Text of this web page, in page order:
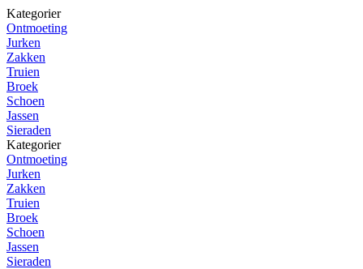
Kategorier
Ontmoeting
Jurken
Zakken
Truien
Broek
Schoen
Jassen
Sieraden
Kategorier
Ontmoeting
Jurken
Zakken
Truien
Broek
Schoen
Jassen
Sieraden